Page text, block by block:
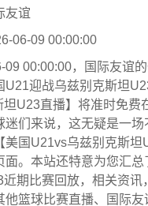
友谊
06-09 00:00:00
09 00:00:00，国际友谊
迎战乌兹别克斯坦
U23直播】将准时免费
迷们来说，这无疑是一场
美国U21vs乌兹别克斯坦
。本站还特意为您汇总
期比赛回放，相关资讯
他篮球比赛直播、国际友